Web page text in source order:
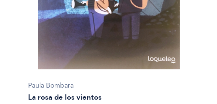
Paula Bombara
La rosa de los vientos